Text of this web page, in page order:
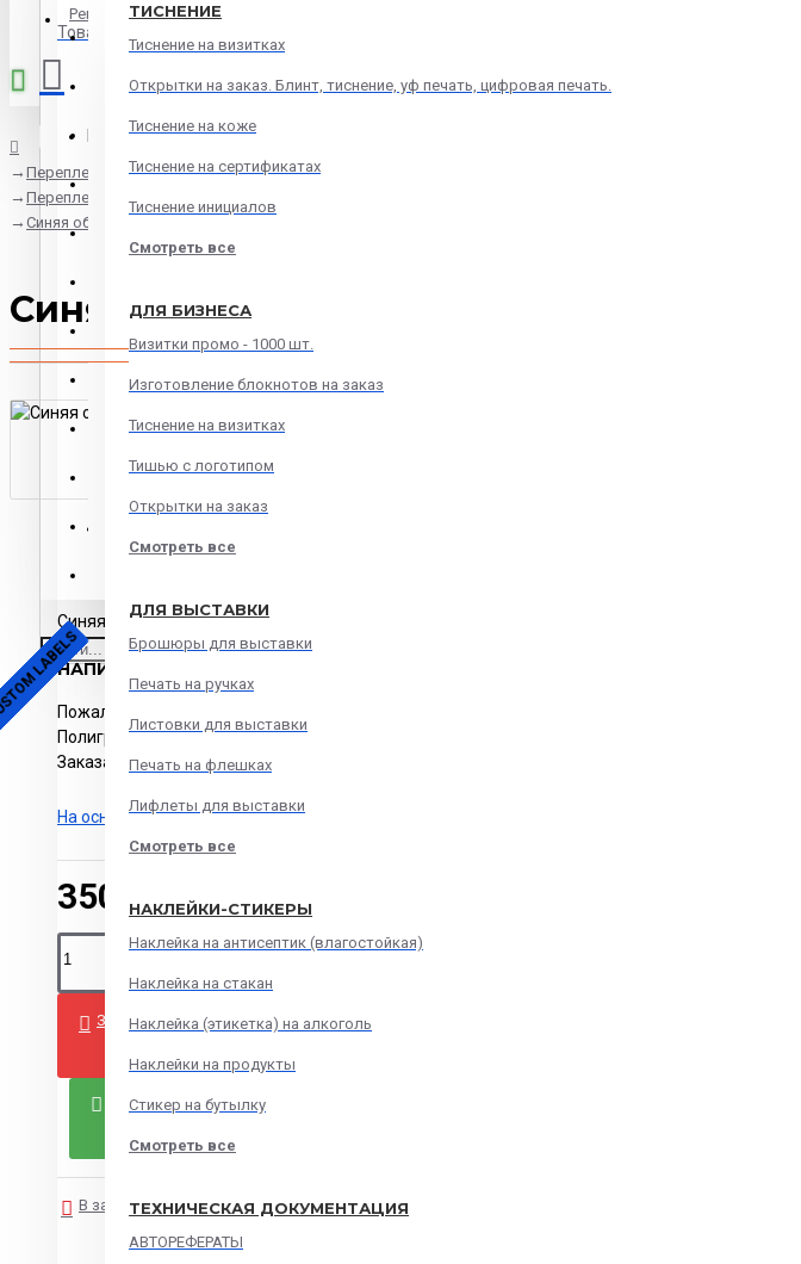
ДЛЯ МЕДИЦИНЫ
ИНЖЕНЕРНАЯ ПЕЧАТЬ
КАЛЕНДАРИ
ПЕЧАТИ и ШТАМПЫ
Печать онлайн
Печать на сувенирах
Товаров: 0 (0.00р.)
Ваша корзина пуста!
ТИСНЕНИЕ
Тиснение на визитках
Открытки на заказ. Блинт, тиснение, уф печать, цифровая печать.
Тиснение на коже
Тиснение на сертификатах
Тиснение инициалов
Смотреть все
ДЛЯ БИЗНЕСА
Визитки промо - 1000 шт.
Изготовление блокнотов на заказ
Тиснение на визитках
Тишью с логотипом
Открытки на заказ
Смотреть все
ДЛЯ ВЫСТАВКИ
Брошюры для выставки
Печать на ручках
Листовки для выставки
Печать на флешках
Лифлеты для выставки
Смотреть все
НАКЛЕЙКИ-СТИКЕРЫ
Наклейка на антисептик (влагостойкая)
Наклейка на стакан
Наклейка (этикетка) на алкоголь
Наклейки на продукты
Стикер на бутылку
Смотреть все
ТЕХНИЧЕСКАЯ ДОКУМЕНТАЦИЯ
АВТОРЕФЕРАТЫ
Регистрация
Переплет
Переплет дипломов
Синяя обложка для твердого переплета.
Синяя обложка для твердого переплета.
LABELS
Синяя обложка для твердого переплета.
НАПИСАТЬ ОТЗЫВ
Пожалуйста
Полиграфия в Москве с доставкой по РФ. Изготовление и печать полиграфической продукции.
Заказать изготовление и печать.
На основе 0 отзывов.-Написать отзыв
350.00р.
ЗАКАЗАТЬ
ЗАКАЗАТЬ СЕЙЧАС
В закладки В сравнение